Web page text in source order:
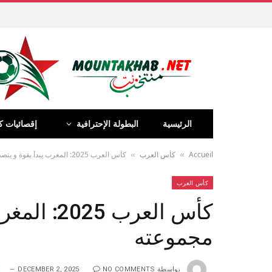
الرئيسية البطولة الإحترافية إقصائيات
Accueil
» كأس العرب » كأس العرب 2025: المغرب يبدأ بقوة و يتصدر مجموعته
كأس العرب
كأس
مجموعته
بواسطة DECEMBER 2, 2025 NO COMMENTS